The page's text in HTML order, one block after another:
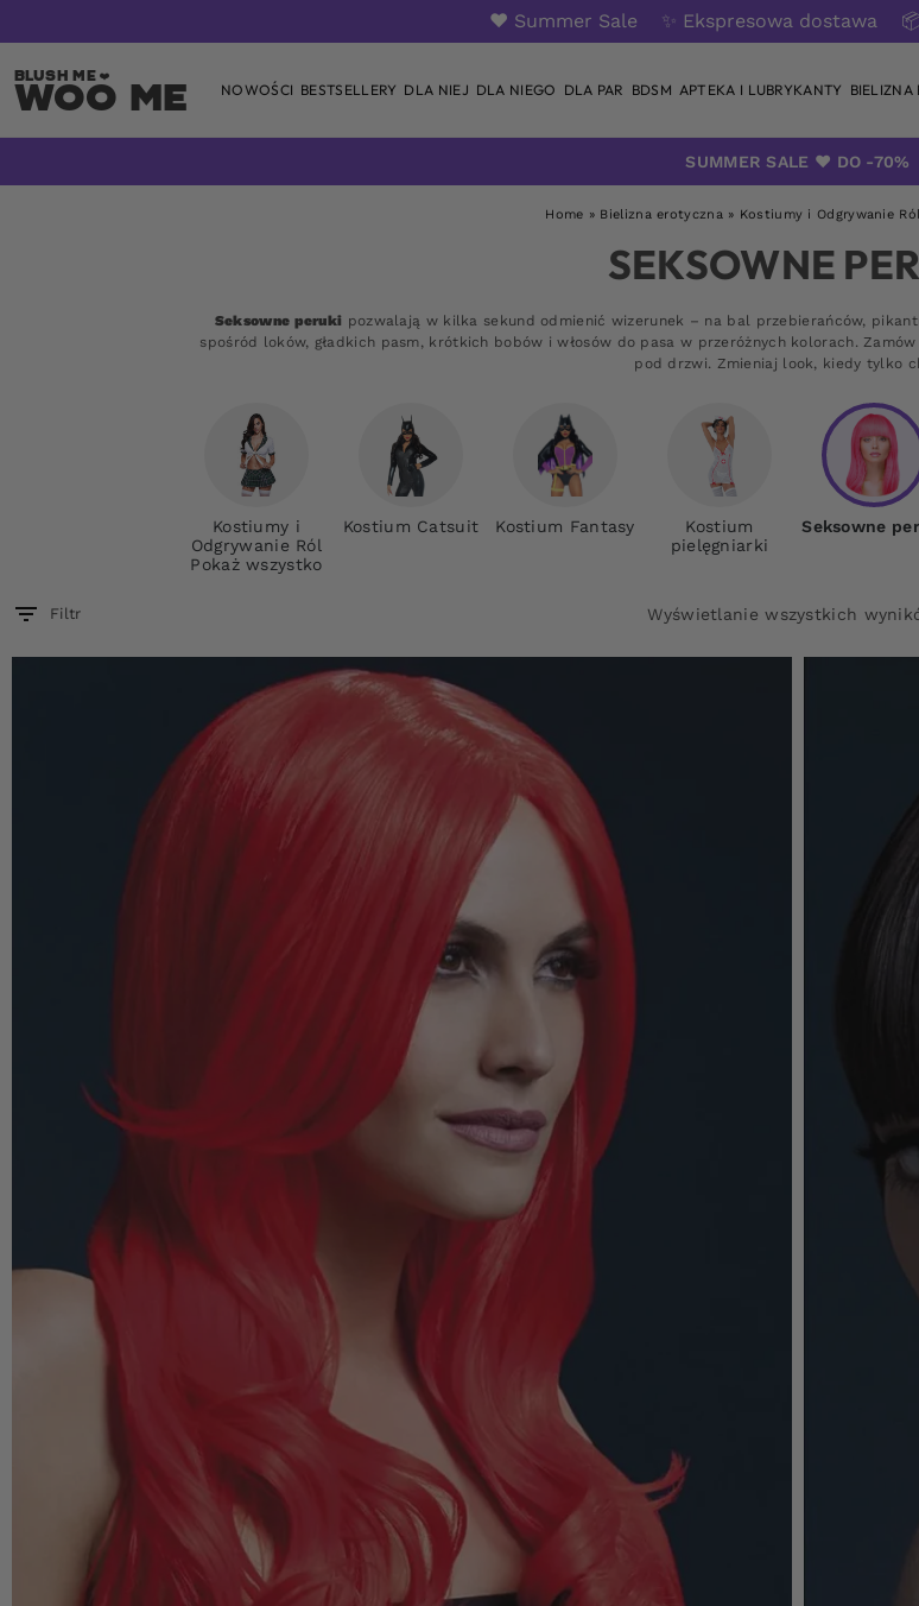
❤️ Summer Sale ✨ Ekspresowa dostawa
Woo Me NOWOŚCI BESTSELLERY DLA NIEJ DLA NIEGO DLA PAR BDSM APTEKA I LUBRYKANTY BIELIZNA
SUMMER SALE ❤️ DO -70%
Home » Bielizna erotyczna» Kostiumy i Odgrywanie Ról
SEKSOWNE
Seksowne peruki pozwalają w kilka sekund odmienić wizerunek – na bal przebierańców,
spośród loków, gładkich pasm, krótkich bobów i włosów do pasa w przeróżnych kolorach.
pod drzwi. Zmieniaj look, kiedy tylko
Kostiumy i
Odgrywanie Ról
Pokaż wszystko
Kostium Catsuit Kostium Fantasy
Kostium
pielęgniarki
Seksowne
Filtr Wyświetlanie wszystkich